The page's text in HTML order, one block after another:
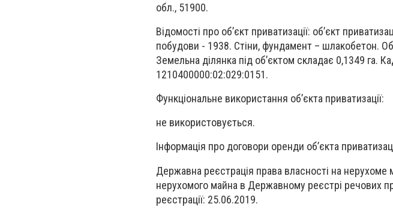
обл., 51900.
Відомості про об’єкт приватизації: об’єкт
побудови - 1938. Стіни, фундамент – шлакобетон.
Земельна ділянка під об’єктом складає 0,1349 га.
1210400000:02:029:0151.
Функціональне використання об’єкта приватизації:
не використовується.
Інформація про договори оренди об’єкта
Державна реєстрація права власності на нерухоме
нерухомого майна в Державному реєстрі речових
реєстрації: 25.06.2019.